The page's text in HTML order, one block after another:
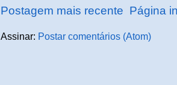
Postagem mais recente Página
Assinar: Postar comentários (Atom)